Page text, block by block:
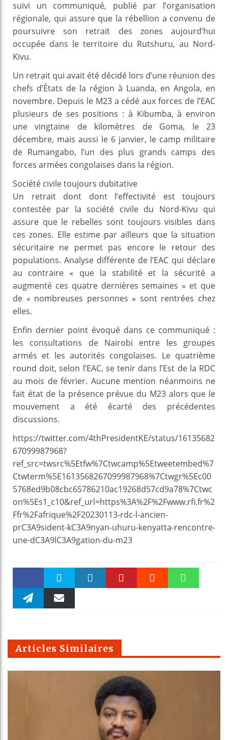
suivi un communiqué, publié par l’organisation
régionale, qui assure que la rébellion a convenu de
poursuivre son retrait des zones aujourd’hui
occupée dans le territoire du Rutshuru, au Nord-
Kivu.
Un retrait qui avait été décidé lors d’une réunion des
chefs d’États de la région à Luanda, en Angola, en
novembre. Depuis le M23 a cédé aux forces de l’EAC
plusieurs de ses positions : à Kibumba, à environ
une vingtaine de kilomètres de Goma, le 23
décembre, mais aussi le 6 janvier, le camp militaire
de Rumangabo, l’un des plus grands camps des
forces armées congolaises dans la région.
Société civile toujours dubitative
Un retrait dont dont l’effectivité est toujours
contestée par la société civile du Nord-Kivu qui
assure que le rebelles sont toujours visibles dans
ces zones. Elle estime par ailleurs que la situation
sécuritaire ne permet pas encore le retour des
populations. Analyse différente de l’EAC qui déclare
au contraire « que la stabilité et la sécurité a
augmenté ces quatre dernières semaines » et que
de « nombreuses personnes » sont rentrées chez
elles.
Enfin dernier point évoqué dans ce communiqué :
les consultations de Nairobi entre les groupes
armés et les autorités congolaises. Le quatrième
round doit, selon l’EAC, se tenir dans l’Est de la RDC
au mois de février. Aucune mention néanmoins ne
fait état de la présence prévue du M23 alors que le
mouvement a été écarté des précédentes
discussions.
https://twitter.com/4thPresidentKE/status/16135682
67099987968?
ref_src=twsrc%5Etfw%7Ctwcamp%5Etweetembed%7
Ctwterm%5E1613568267099987968%7Ctwgr%5Ec00
5768ed9b08cbc65786210ac19268d57cd9a78%7Ctwc
on%5Es1_c10&ref_url=https%3A%2F%2Fwww.rfi.fr%2
Ffr%2Fafrique%2F20230113-rdc-l-ancien-
prC3A9sident-kC3A9nyan-uhuru-kenyatta-rencontre-
une-dC3A9lC3A9gation-du-m23
Faceboo Twitter
m
Articles Similaires